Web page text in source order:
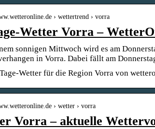
› wettertrend › vorra
Wetter Vorra –
sonnigen Mittwoch wird es am
in Vorra. Dabei fällt am
Wetter für die Region Vorra von
› wetter › vorra
Vorra – aktuelle